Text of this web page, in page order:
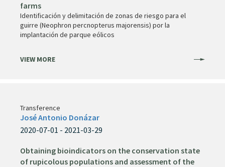
farms
Identificación y delimitación de zonas de riesgo para el
guirre (Neophron percnopterus majorensis) por la
implantación de parque eólicos
VIEW MORE
Transference
José Antonio Donázar
2020-07-01 - 2021-03-29
Obtaining bioindicators on the conservation state
of rupicolous populations and assessment of the